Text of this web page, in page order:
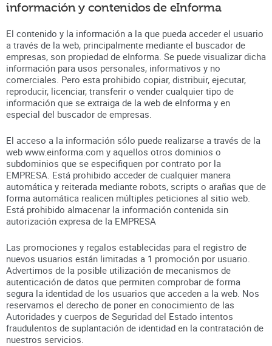
información y contenidos de eInforma
El contenido y la información a la que pueda acceder el usuario
a través de la web, principalmente mediante el buscador de
empresas, son propiedad de eInforma. Se puede visualizar dicha
información para usos personales, informativos y no
comerciales. Pero esta prohibido copiar, distribuir, ejecutar,
reproducir, licenciar, transferir o vender cualquier tipo de
información que se extraiga de la web de eInforma y en
especial del buscador de empresas.
El acceso a la información sólo puede realizarse a través de la
web www.einforma.com y aquellos otros dominios o
subdominios que se especifiquen por contrato por la
EMPRESA. Está prohibido acceder de cualquier manera
automática y reiterada mediante robots, scripts o arañas que de
forma automática realicen múltiples peticiones al sitio web.
Está prohibido almacenar la información contenida sin
autorización expresa de la EMPRESA
Las promociones y regalos establecidas para el registro de
nuevos usuarios están limitadas a 1 promoción por usuario.
Advertimos de la posible utilización de mecanismos de
autenticación de datos que permiten comprobar de forma
segura la identidad de los usuarios que acceden a la web. Nos
reservamos el derecho de poner en conocimiento de las
Autoridades y cuerpos de Seguridad del Estado intentos
fraudulentos de suplantación de identidad en la contratación de
nuestros servicios.